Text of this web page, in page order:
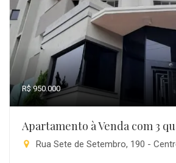
R$ 950.000
Apartamento à Venda com 3
Rua Sete de Setembro, 190 -